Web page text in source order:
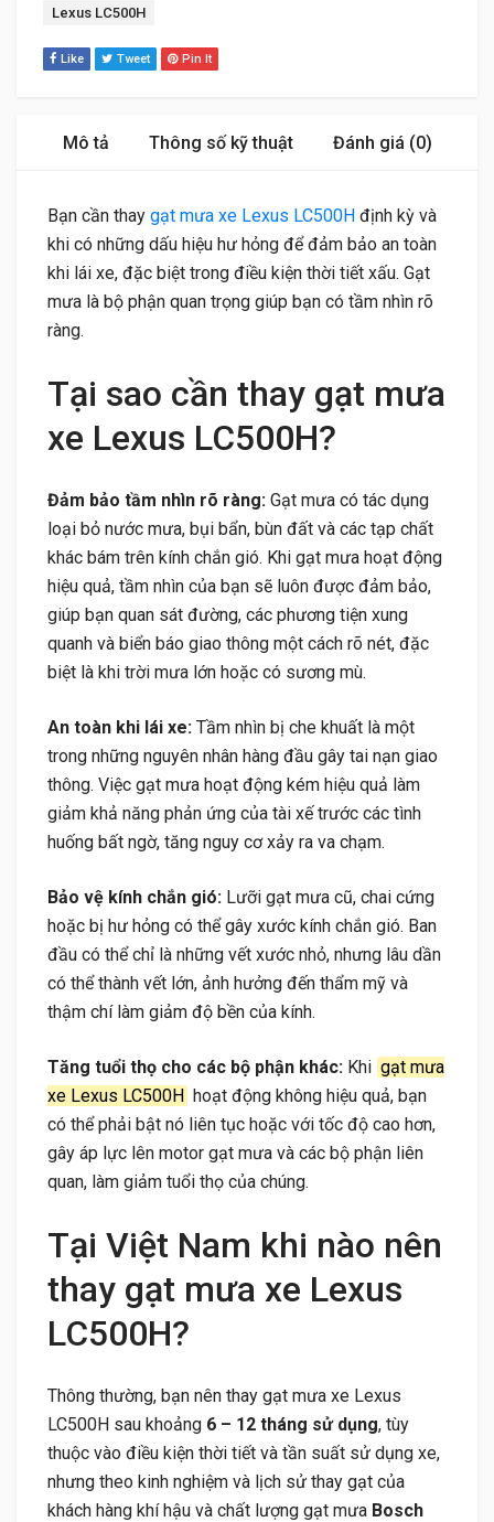
Tag:
Lexus LC500H
Like Tweet Pin It
Mô tả Thông số kỹ thuật Đánh giá (0)
Bạn cần thay gạt mưa xe Lexus LC500H định kỳ và
khi có những dấu hiệu hư hỏng để đảm bảo an toàn
khi lái xe, đặc biệt trong điều kiện thời tiết xấu. Gạt
mưa là bộ phận quan trọng giúp bạn có tầm nhìn rõ
ràng.
Tại sao cần thay gạt mưa
xe Lexus LC500H?
Đảm bảo tầm nhìn rõ ràng: Gạt mưa có tác dụng
loại bỏ nước mưa, bụi bẩn, bùn đất và các tạp chất
khác bám trên kính chắn gió. Khi gạt mưa hoạt động
hiệu quả, tầm nhìn của bạn sẽ luôn được đảm bảo,
giúp bạn quan sát đường, các phương tiện xung
quanh và biển báo giao thông một cách rõ nét, đặc
biệt là khi trời mưa lớn hoặc có sương mù.
An toàn khi lái xe: Tầm nhìn bị che khuất là một
trong những nguyên nhân hàng đầu gây tai nạn giao
thông. Việc gạt mưa hoạt động kém hiệu quả làm
giảm khả năng phản ứng của tài xế trước các tình
huống bất ngờ, tăng nguy cơ xảy ra va chạm.
Bảo vệ kính chắn gió: Lưỡi gạt mưa cũ, chai cứng
hoặc bị hư hỏng có thể gây xước kính chắn gió. Ban
đầu có thể chỉ là những vết xước nhỏ, nhưng lâu dần
có thể thành vết lớn, ảnh hưởng đến thẩm mỹ và
thậm chí làm giảm độ bền của kính.
Tăng tuổi thọ cho các bộ phận khác: Khi gạt mưa
xe Lexus LC500H hoạt động không hiệu quả, bạn
có thể phải bật nó liên tục hoặc với tốc độ cao hơn,
gây áp lực lên motor gạt mưa và các bộ phận liên
quan, làm giảm tuổi thọ của chúng.
Tại Việt Nam khi nào nên
thay gạt mưa xe Lexus
LC500H?
Thông thường, bạn nên thay gạt mưa xe Lexus
LC500H sau khoảng 6 – 12 tháng sử dụng, tùy
thuộc vào điều kiện thời tiết và tần suất sử dụng xe,
nhưng theo kinh nghiệm và lịch sử thay gạt của
khách hàng khí hậu và chất lượng gạt mưa Bosch